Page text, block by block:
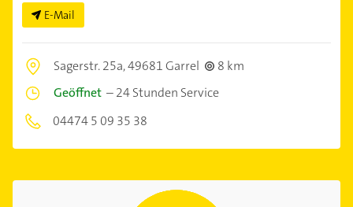
E-Mail
Sagerstr. 25a,49681 Garrel
8 km
Geöffnet –24 Stunden Service
04474 5 09 35 38